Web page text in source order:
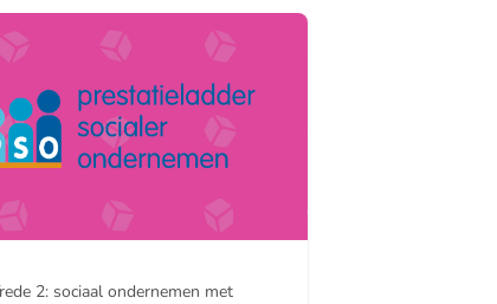
2: sociaal ondernemen met